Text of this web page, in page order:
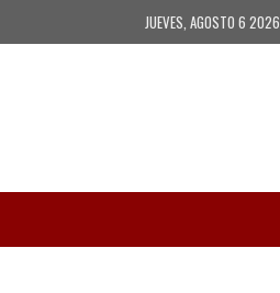
JUEVES, AGOSTO 6 2026